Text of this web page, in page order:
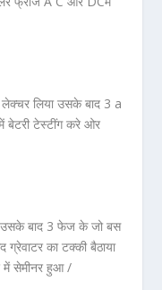
लेक्चर लिया उसके बाद 3 a
बेटरी टेस्टींग करे ओर
उसके बाद 3 फेज के जो बस
का टक्की बैठाया
में सेमीनर हुआ /